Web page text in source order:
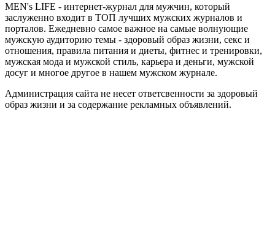
MEN's LIFE - интернет-журнал для мужчин, который
заслуженно входит в ТОП лучших мужских журналов и
порталов. Ежедневно самое важное на самые волнующие
мужскую аудиторию темы - здоровый образ жизни, секс и
отношения, правила питания и диеты, фитнес и тренировки,
мужская мода и мужской стиль, карьера и деньги, мужской
досуг и многое другое в нашем мужском журнале.
Администрация сайта не несет ответсвенности за здоровый
образ жизни и за содержание рекламных объявлений.